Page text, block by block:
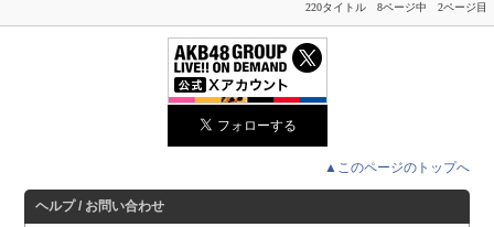
220タイトル 8ページ中 2ページ目
▲このページのトップへ
ヘルプ / お問い合わせ